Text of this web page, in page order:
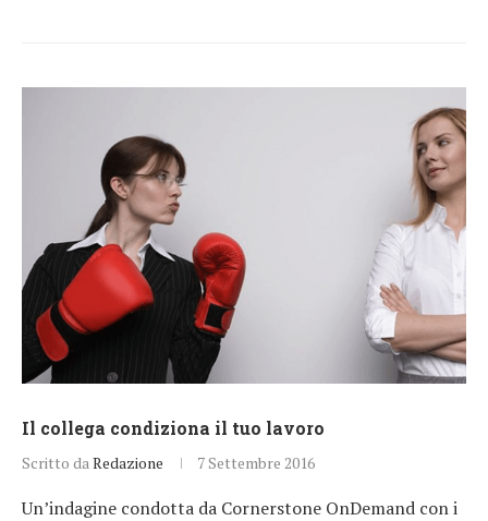
Il collega condiziona il tuo lavoro
Scritto da Redazione 7 Settembre 2016
Un’indagine condotta da Cornerstone OnDemand con i